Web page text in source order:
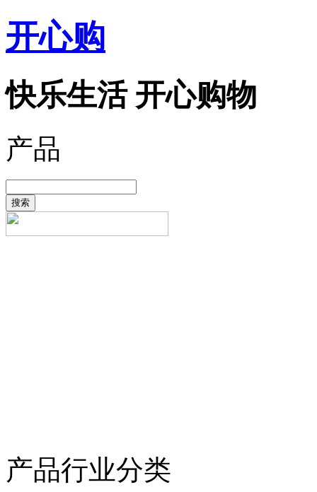
开心购
快乐生活 开心购物
产品
搜索
产品行业分类